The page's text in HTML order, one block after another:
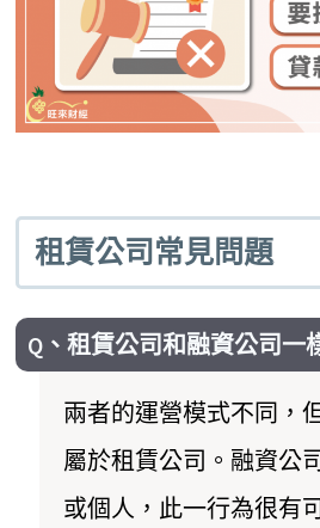
租賃公司常見問題
Q、租賃公司和融資公司一
兩者的運營模式不同，
屬於租賃公司。融資公
或個人，此一行為很有